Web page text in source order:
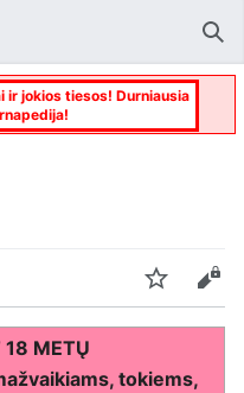
ir jokios tiesos! Durniausia
Stebėti Keisti
18 METŲ
tokiems,